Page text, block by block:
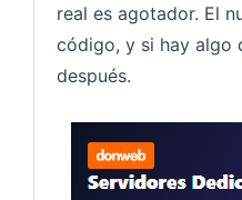
real es agotador. El
código, y si hay algo
después.